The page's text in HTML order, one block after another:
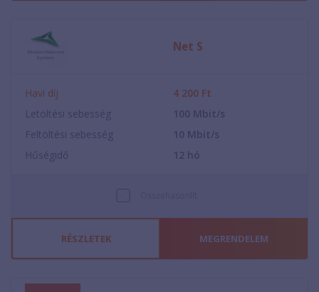
Net S
Havi díj 4 200 Ft
Letöltési sebesség
100 Mbit/s
Feltöltési sebesség
10 Mbit/s
Hűségidő
12 hó
RÉSZLETEK MEGRENDELEM